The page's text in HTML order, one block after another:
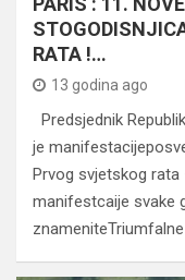
RATA !…
13 godina ago
Predsjednik
je
Prvog svjetskog rata
manifestcaije svake